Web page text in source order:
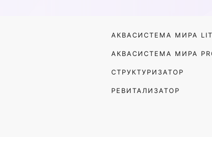
АКВАСИСТЕМА МИРА
АКВАСИСТЕМА МИРА
СТРУКТУРИЗАТОР
РЕВИТАЛИЗАТОР